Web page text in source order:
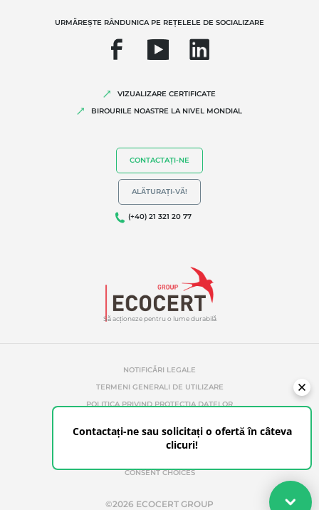
Agricultură durabilă
Siguranța și calitatea alimentelor
Biodiversitatea și schimbările climatice
Declarații de mediu
Să acționeze pentru o lume durabilă
URMĂREȘTE RÂNDUNICA PE REȚELELE DE SOCIALIZARE
VIZUALIZARE CERTIFICATE
BIROURILE NOASTRE LA NIVEL MONDIAL
CONTACTAȚI-NE
ALĂTURAȚI-VĂ!
(+40) 21 321 20 77
NOTIFICĂRI LEGALE
TERMENI GENERALI DE UTILIZARE
POLITICA PRIVIND PROTECȚIA DATELOR
REFERINȚE ABUZIVE
CONSENT CHOICES
©2026 ECOCERT GROUP
Contactați-ne sau solicitați o ofertă în câteva
clicuri!